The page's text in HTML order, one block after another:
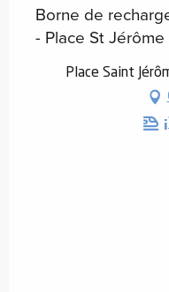
Borne de
- Place St Jérôme
Place Saint